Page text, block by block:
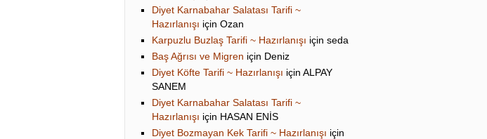
Diyet Karnabahar Salatası Tarifi ~
Hazırlanışı için Ozan
Karpuzlu Buzlaş Tarifi ~ Hazırlanışı için seda
Baş Ağrısı ve Migren için Deniz
Diyet Köfte Tarifi ~ Hazırlanışı için ALPAY
SANEM
Diyet Karnabahar Salatası Tarifi ~
Hazırlanışı için HASAN ENİS
Diyet Bozmayan Kek Tarifi ~ Hazırlanışı için